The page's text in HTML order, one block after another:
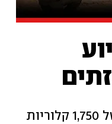
4 מרכזי חלוקת סיוע עבור עד 300,000 עזתים בכל אחד, ארוחה של 1,750 קלוריות